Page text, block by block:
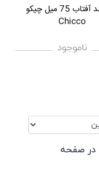
کرم ضد آفتاب 75 میل چیکو
Chicco
ناموجود